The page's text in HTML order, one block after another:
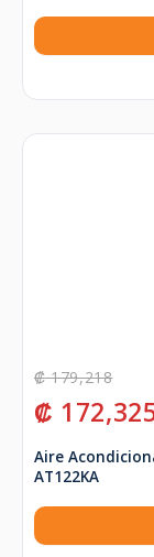
₡179,218
₡
Aire
AT122KA